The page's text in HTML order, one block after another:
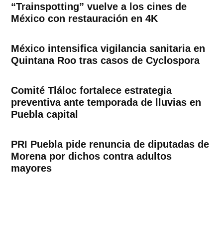
“Trainspotting” vuelve a los cines de
México con restauración en 4K
México intensifica vigilancia sanitaria en
Quintana Roo tras casos de Cyclospora
Comité Tláloc fortalece estrategia
preventiva ante temporada de lluvias en
Puebla capital
PRI Puebla pide renuncia de diputadas de
Morena por dichos contra adultos
mayores